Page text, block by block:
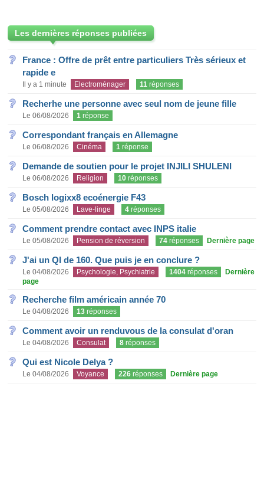
Les dernières réponses publiées
France : Offre de prêt entre particuliers Très sérieux et
rapide e
Il y a 1 minute Electroménager 11 réponses
Recherhe une personne avec seul nom de jeune fille
Le 06/08/2026 1 réponse
Correspondant français en Allemagne
Le 06/08/2026 Cinéma 1 réponse
Demande de soutien pour le projet INJILI SHULENI
Le 06/08/2026 Religion 10 réponses
Bosch logixx8 ecoénergie F43
Le 05/08/2026 Lave-linge 4 réponses
Comment prendre contact avec INPS italie
Le 05/08/2026 Pension de réversion 74 réponses Dernière page
J'ai un QI de 160. Que puis je en conclure ?
Le 04/08/2026 Psychologie, Psychiatrie 1404 réponses
Dernière
page
Recherche film américain année 70
Le 04/08/2026 13 réponses
Comment avoir un renduvous de la consulat d'oran
Le 04/08/2026 Consulat 8 réponses
Qui est Nicole Delya ?
Le 04/08/2026 Voyance 226 réponses Dernière page